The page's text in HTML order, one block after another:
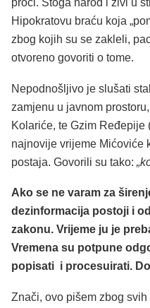
proći. Stoga narod i živi u
Hipokratovu braću koja
zbog kojih su se zakleli,
otvoreno govoriti o tome.
Nepodnošljivo je slušati
zamjenu u javnom
Kolariće, te Gzim Ređepije
najnovije vrijeme Mićoviće
postaja. Govorili su tako:
Ako se ne varam za
dezinformacija postoji i
zakonu. Vrijeme ju je
Vremena su potpune
popisati i procesuirati.
Znači, ovo pišem zbog